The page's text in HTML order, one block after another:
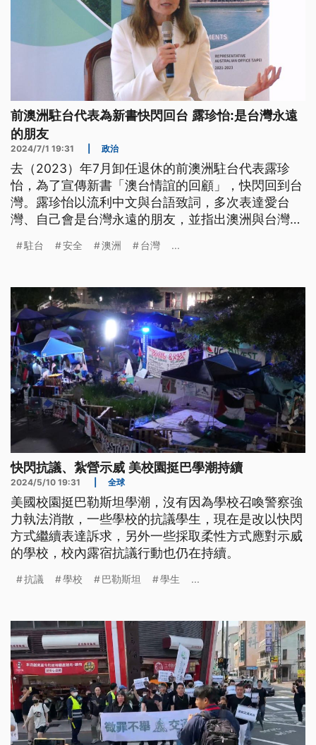
前澳洲駐台代表為新書快閃回台 露珍怡:是台灣永遠
的朋友
2024/7/1 19:31 政治
去（2023）年7月卸任退休的前澳洲駐台代表露珍
怡，為了宣傳新書「澳台情誼的回顧」，快閃回到台
灣。露珍怡以流利中文與台語致詞，多次表達愛台
灣、自己會是台灣永遠的朋友，並指出澳洲與台灣都
合作。
駐台 安全 澳洲 台灣 ...
快閃抗議、紮營示威 美校園挺巴學潮持續
2024/5/10 19:31 全球
美國校園挺巴勒斯坦學潮，沒有因為學校召喚警察強
力執法消散，一些學校的抗議學生，現在是改以快閃
方式繼續表達訴求，另外一些採取柔性方式應對示威
的學校，校內露宿抗議行動也仍在持續。
抗議 學校 巴勒斯坦 學生 ...